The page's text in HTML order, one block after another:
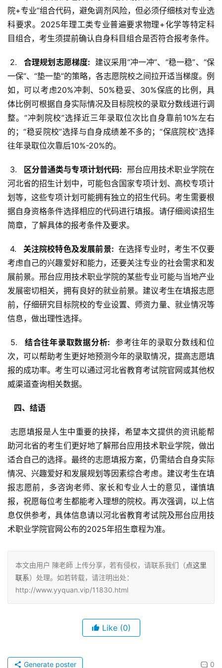
院+专业”组合代码，避免调剂风险，但必须仔细核对专业选
科要求。2025年理工类专业普遍要求物理+化学等特定科
目组合，考生须提前确认自身科目组合是否符合报考条件。
2.
  合理规划志愿梯度:
建议采用“冲一冲”、“稳一稳”、“保
一保”、“垫一垫”的策略，各志愿院校之间拉开适当梯度。例
如，可以考虑20%冲刺、50%稳妥、30%保底的比例，具
体比例可根据自身实际情况及目标院校的录取分数线进行调
整。“冲刺院校”选择近三年录取位次比自身靠前10%左右
的；“稳妥院校”选择与自身成绩差不多的；“保底院校”选择
往年录取位次靠后10%-20%的。
3.
  区分普通类与专项计划代码:
邢台应用技术职业学院在
河北省的招生计划中，可能包含国家专项计划、高校专项计
划等，这些专项计划可能拥有独立的招生代码。考生需要根
据自身资格条件选择相应的代码进行填报。请仔细阅读招生
简章，了解具体的报考条件及要求。
4.
  关注院校特色及发展前景:
在选择专业时，考生不仅要
考虑自己的兴趣爱好和能力，还要关注专业的社会需求和发
展前景。邢台应用技术职业学院的某些专业可能与当地产业
发展密切相关，拥有良好的就业前景。建议考生在填报志愿
前，仔细研究目标院校的专业设置、师资力量、就业情况等
信息，做出理性选择。
5.
  结合往年录取数据分析:
参考往年的录取分数线和位
次，可以帮助考生更好地预测今年的录取情况，提高志愿填
报的成功率。考生可以通过河北省教育考试院官网或其他权
威渠道查询相关数据。
  四、结语
助河北省的考生们更好地了解邢台应用技术职业学院，做出
适合自己的选择。最终的志愿填报方案，仍需结合自身实际
情况、兴趣爱好和发展规划等因素综合考虑。建议考生在填
报志愿前，多咨询老师、家长和专业人士的意见，谨慎填
报，祝愿每位考生都能考入理想的院校。再次强调，以上信
息仅供参考，具体信息请以河北省教育考试院及邢台应用技
术职业学院官网公布的2025年招生章程为准。
本文由用户 陳老師 上传分享，若有侵权，请联系我们（点这里
联系）处理。如若转载，请注明出处：
http://www.yyquan.vip/11830.html
Like (0)
0
Generate poster